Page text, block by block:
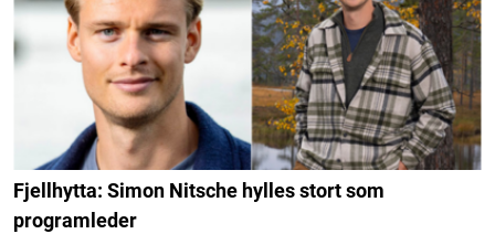
Fjellhytta: Simon Nitsche hylles stort som
programleder